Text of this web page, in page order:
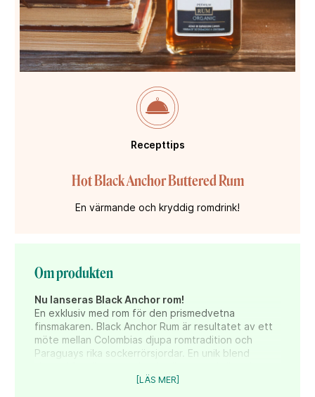
Recepttips
Hot Black Anchor Buttered Rum
En värmande och kryddig romdrink!
Om produkten
Nu lanseras Black Anchor rom!
En exklusiv med rom för den prismedvetna
finsmakaren. Black Anchor Rum är resultatet av ett
möte mellan Colombias djupa romtradition och
Paraguays rika sockerrörsjordar. En unik blend
känsla till ett överraskande tillgängligt pris.
[LÄS MER]